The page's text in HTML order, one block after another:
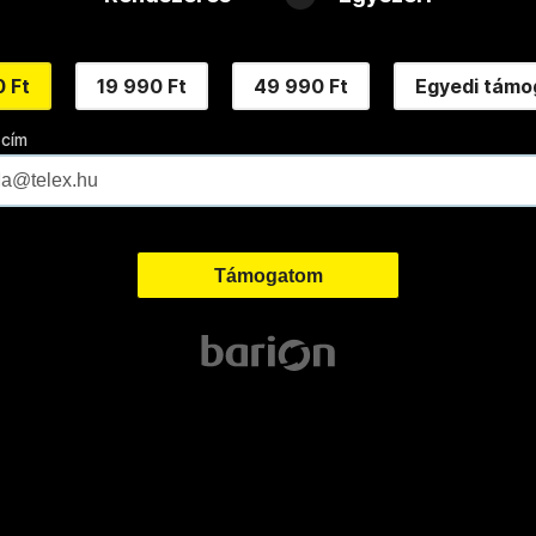
Ft 19 990 Ft 49 990 Ft Egyedi